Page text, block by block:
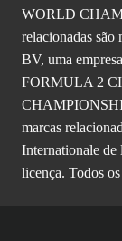
WORLD
relacionadas
BV, uma
FORMULA 2
marcas
Internationale de
licença. Todos